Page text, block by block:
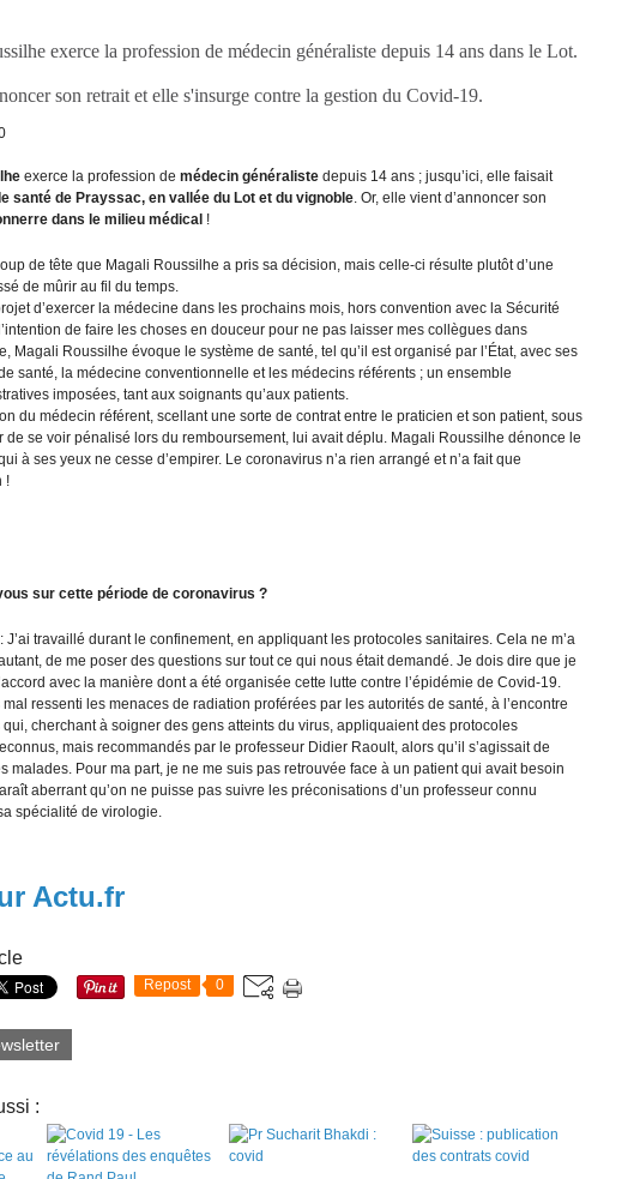
exerce la profession de médecin généraliste depuis 14 ans dans le Lot.
son retrait et elle s'insurge contre la gestion du Covid-19.
exerce la profession de médecin généraliste depuis 14 ans ; jusqu’ici, elle faisait
santé de Prayssac, en vallée du Lot et du vignoble. Or, elle vient d’annoncer son
dans le milieu médical !
de tête que Magali Roussilhe a pris sa décision, mais celle-ci résulte plutôt d’une
de mûrir au fil du temps.
d’exercer la médecine dans les prochains mois, hors convention avec la Sécurité
de faire les choses en douceur pour ne pas laisser mes collègues dans
Magali Roussilhe évoque le système de santé, tel qu’il est organisé par l’État, avec ses
santé, la médecine conventionnelle et les médecins référents ; un ensemble
imposées, tant aux soignants qu’aux patients.
du médecin référent, scellant une sorte de contrat entre le praticien et son patient, sous
de se voir pénalisé lors du remboursement, lui avait déplu. Magali Roussilhe dénonce le
à ses yeux ne cesse d’empirer. Le coronavirus n’a rien arrangé et n’a fait que
!
sur cette période de coronavirus ?
J’ai travaillé durant le confinement, en appliquant les protocoles sanitaires. Cela ne m’a
de me poser des questions sur tout ce qui nous était demandé. Je dois dire que je
avec la manière dont a été organisée cette lutte contre l’épidémie de Covid-19.
mal ressenti les menaces de radiation proférées par les autorités de santé, à l’encontre
cherchant à soigner des gens atteints du virus, appliquaient des protocoles
mais recommandés par le professeur Didier Raoult, alors qu’il s’agissait de
malades. Pour ma part, je ne me suis pas retrouvée face à un patient qui avait besoin
aberrant qu’on ne puisse pas suivre les préconisations d’un professeur connu
spécialité de virologie.
Actu.fr
Repost 0
: